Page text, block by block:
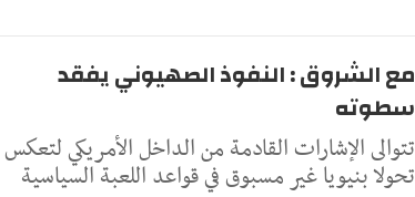
مع الشروق : النفوذ الصهيوني يفقد
سطوته
تتوالى الإشارات القادمة من الداخل الأمريكي لتعكس
تحولا بنيويا غير مسبوق في قواعد اللعبة السياسية